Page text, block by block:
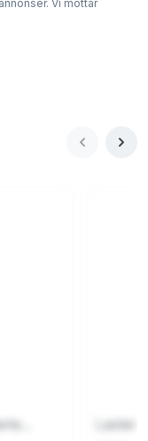
Vi mottar
Laster